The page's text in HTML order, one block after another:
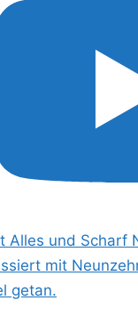
Alles und Scharf
mit
getan.